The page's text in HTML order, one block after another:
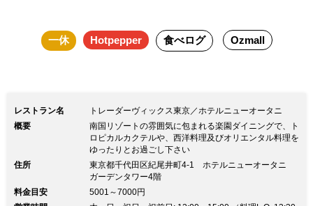
一休 Hotpepper 食べログ Ozmall
レストラン名
トレーダーヴィックス東京／ホテルニューオータニ
概要
南国リゾートの雰囲気に包まれる楽園ダイニングで、ト
ロピカルカクテルや、西洋料理及びオリエンタル料理を
ゆったりとお過ごし下さい
住所
東京都千代田区紀尾井町4-1 ホテルニューオータニ
ガーデンタワー4階
料金目安
5001～7000円